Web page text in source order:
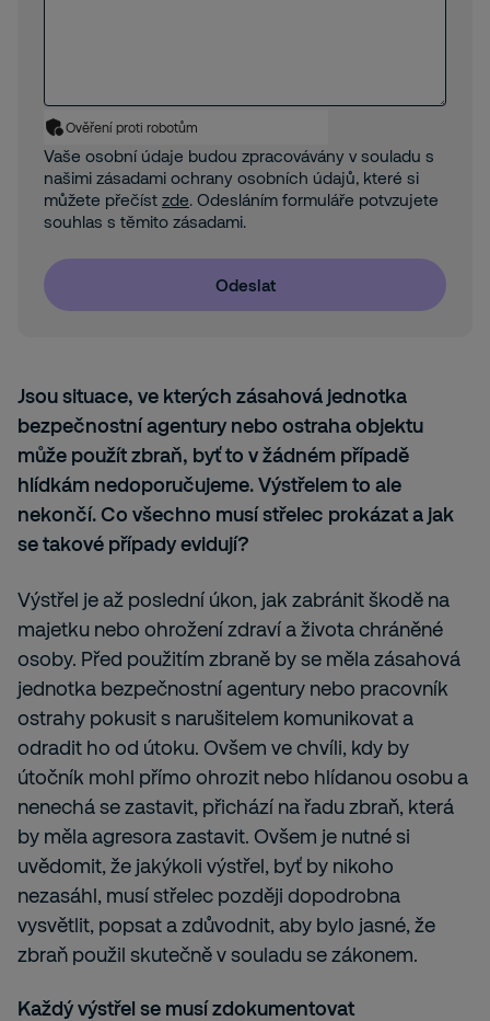
Jsou situace, ve kterých zásahová jednotka
bezpečnostní agentury nebo ostraha objektu
může použít zbraň, byť to v žádném případě
hlídkám nedoporučujeme. Výstřelem to ale
nekončí. Co všechno musí střelec prokázat a jak
se takové případy evidují?
Výstřel je až poslední úkon, jak zabránit škodě na
majetku nebo ohrožení zdraví a života chráněné
osoby. Před použitím zbraně by se měla zásahová
jednotka bezpečnostní agentury nebo pracovník
ostrahy pokusit s narušitelem komunikovat a
odradit ho od útoku. Ovšem ve chvíli, kdy by
útočník mohl přímo ohrozit nebo hlídanou osobu a
nenechá se zastavit, přichází na řadu zbraň, která
by měla agresora zastavit. Ovšem je nutné si
uvědomit, že jakýkoli výstřel, byť by nikoho
nezasáhl, musí střelec později dopodrobna
vysvětlit, popsat a zdůvodnit, aby bylo jasné, že
zbraň použil skutečně v souladu se zákonem.
Každý výstřel se musí zdokumentovat
Ověření proti robotům
Vaše osobní údaje budou zpracovávány v souladu s
našimi zásadami ochrany osobních údajů, které si
můžete přečíst zde. Odesláním formuláře potvzujete
souhlas s těmito zásadami.
Odeslat